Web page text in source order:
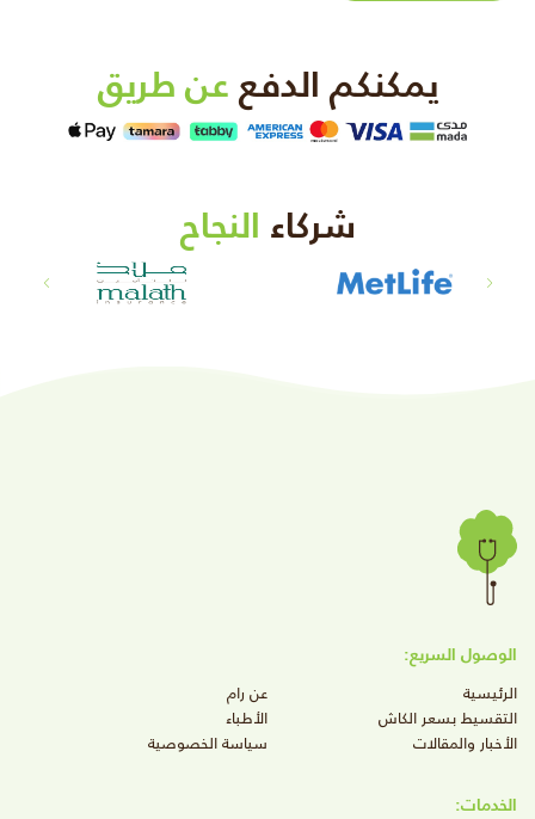
يمكنكم الدفععن طريق
شركاء النجاح
الوصول السريع:
الرئيسية
عن رام
التقسيط بسعر الكاش
الأطباء
الأخبار والمقالات
سياسة الخصوصية
الخدمات: